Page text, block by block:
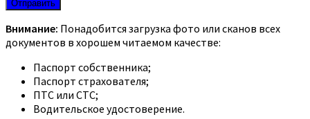
Отправить
Внимание: Понадобится загрузка фото или сканов всех
документов в хорошем читаемом качестве:
Паспорт собственника;
Паспорт страхователя;
ПТС или СТС;
Водительское удостоверение.